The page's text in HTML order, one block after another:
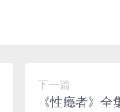
下一篇
《性瘾者》